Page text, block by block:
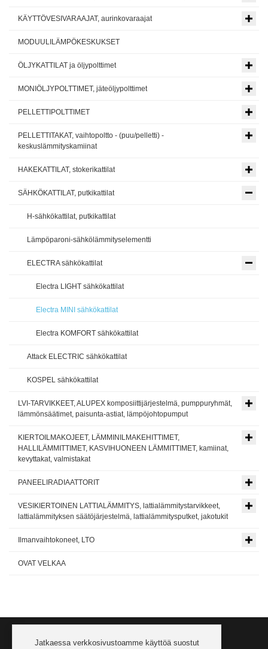
KÄYTTÖVESIVARAAJAT, aurinkovaraajat
MODUULILÄMPÖKESKUKSET
ÖLJYKATTILAT ja öljypolttimet
MONIÖLJYPOLTTIMET, jäteöljypolttimet
PELLETTIPOLTTIMET
PELLETTITAKAT, vaihtopoltto - (puu/pelletti) -
keskuslämmityskamiinat
HAKEKATTILAT, stokerikattilat
SÄHKÖKATTILAT, putkikattilat
H-sähkökattilat, putkikattilat
Lämpöparoni-sähkölämmityselementti
ELECTRA sähkökattilat
Electra LIGHT sähkökattilat
Electra MINI sähkökattilat
Electra KOMFORT sähkökattilat
Attack ELECTRIC sähkökattilat
KOSPEL sähkökattilat
LVI-TARVIKKEET, ALUPEX komposiittijärjestelmä, pumppuryhmät,
lämmönsäätimet, paisunta-astiat, lämpöjohtopumput
KIERTOILMAKOJEET, LÄMMINILMAKEHITTIMET,
HALLILÄMMITTIMET, KASVIHUONEEN LÄMMITTIMET, kamiinat,
kevyttakat, valmistakat
PANEELIRADIAATTORIT
VESIKIERTOINEN LATTIALÄMMITYS, lattialämmitystarvikkeet,
lattialämmityksen säätöjärjestelmä, lattialämmitysputket, jakotukit
Ilmanvaihtokoneet, LTO
OVAT VELKAA
Jatkaessa verkkosivustoamme käyttöä suostut